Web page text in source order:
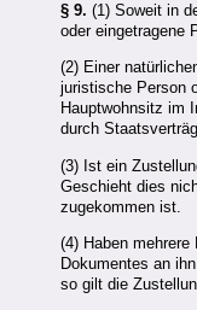
§ 9. (1) Soweit in
oder eingetragene
(2) Einer
juristische Person
Hauptwohnsitz im
durch
(3) Ist ein
Geschieht dies
zugekommen ist.
(4) Haben
Dokumentes an
so gilt die